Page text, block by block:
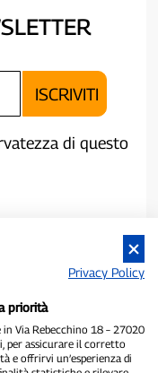
di questo
Privacy Policy
priorità
Via Rebecchino 18 – 27020
per assicurare il corretto
e offrirvi un’esperienza di